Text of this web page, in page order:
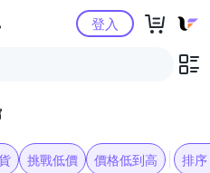
Yahoo購物中心登入
挑戰低價 價格低到高 排序